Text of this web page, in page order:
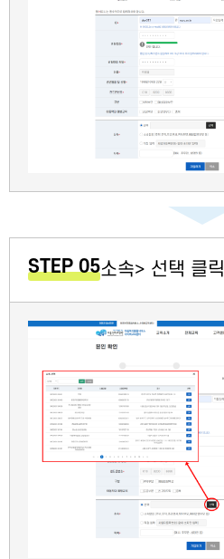
STEP 05소속> 선택 클릭